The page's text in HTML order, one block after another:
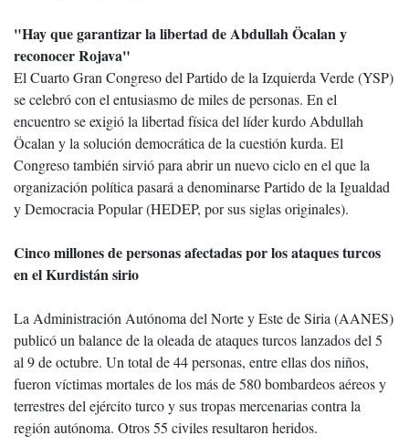
"Hay que garantizar la libertad de Abdullah Öcalan y
reconocer Rojava"
El Cuarto Gran Congreso del Partido de la Izquierda Verde (YSP)
se celebró con el entusiasmo de miles de personas. En el
encuentro se exigió la libertad física del líder kurdo Abdullah
Öcalan y la solución democrática de la cuestión kurda. El
Congreso también sirvió para abrir un nuevo ciclo en el que la
organización política pasará a denominarse Partido de la Igualdad
y Democracia Popular (HEDEP, por sus siglas originales).
Cinco millones de personas afectadas por los ataques turcos
en el Kurdistán sirio
La Administración Autónoma del Norte y Este de Siria (AANES)
publicó un balance de la oleada de ataques turcos lanzados del 5
al 9 de octubre. Un total de 44 personas, entre ellas dos niños,
fueron víctimas mortales de los más de 580 bombardeos aéreos y
terrestres del ejército turco y sus tropas mercenarias contra la
región autónoma. Otros 55 civiles resultaron heridos.